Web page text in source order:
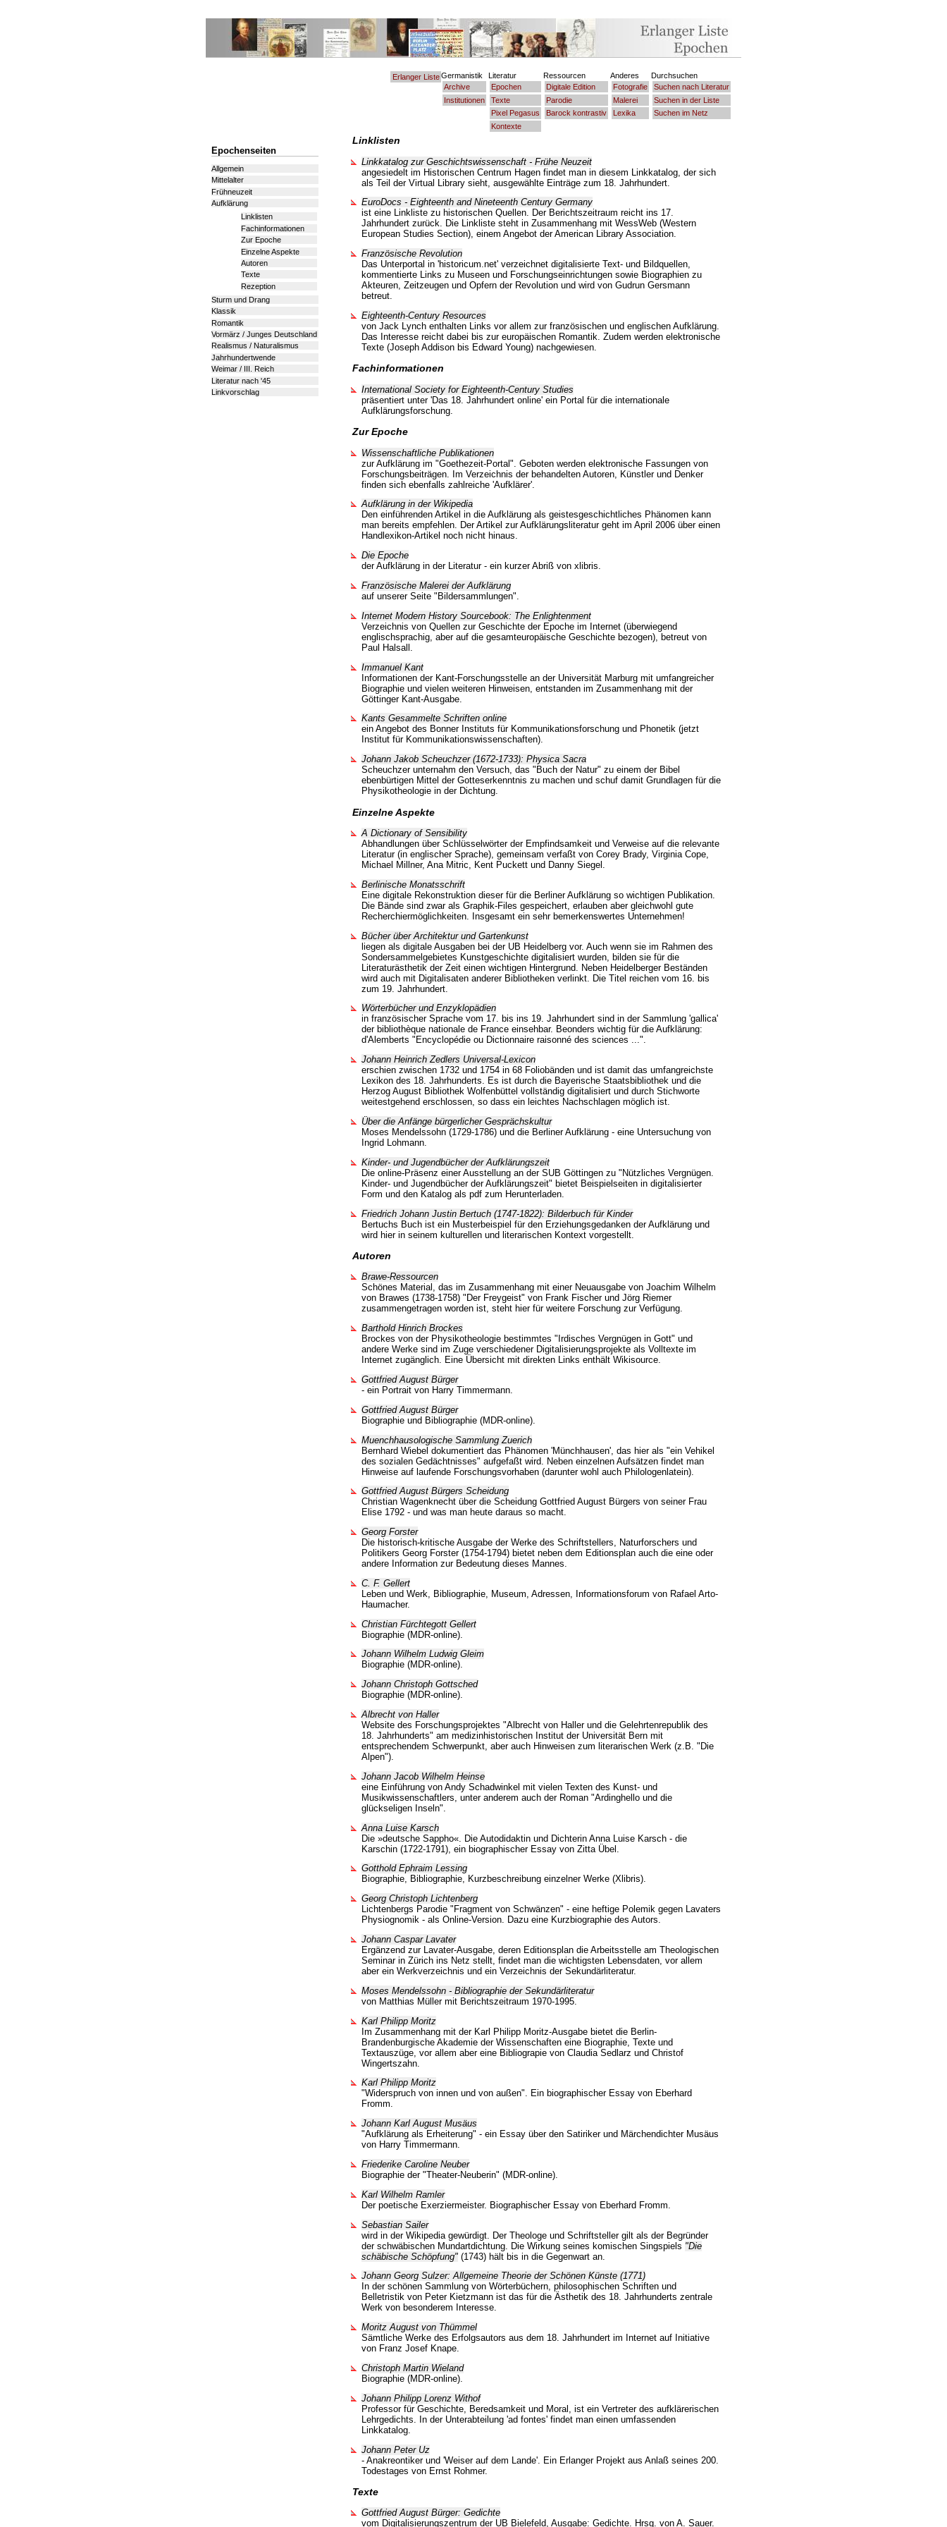
Durchsuchen
Suchen nach Literatur
Suchen in der Liste
Suchen im Netz
Anderes
Fotografie
Malerei
Lexika
Ressourcen
Digitale Edition
Parodie
Barock kontrastiv
Literatur
Epochen
Texte
Pixel Pegasus
Kontexte
Germanistik
Archive
Institutionen
Erlanger Liste
Epochenseiten
Allgemein
Mittelalter
Frühneuzeit
Aufklärung
Linklisten
Fachinformationen
Zur Epoche
Einzelne Aspekte
Autoren
Texte
Rezeption
Sturm und Drang
Klassik
Romantik
Vormärz / Junges Deutschland
Realismus / Naturalismus
Jahrhundertwende
Weimar / III. Reich
Literatur nach '45
Linkvorschlag
Linklisten
Linkkatalog zur Geschichtswissenschaft - Frühe Neuzeit
angesiedelt im Historischen Centrum Hagen findet man in diesem Linkkatalog, der sich
als Teil der Virtual Library sieht, ausgewählte Einträge zum 18. Jahrhundert.
EuroDocs - Eighteenth and Nineteenth Century Germany
ist eine Linkliste zu historischen Quellen. Der Berichtszeitraum reicht ins 17.
Jahrhundert zurück. Die Linkliste steht in Zusammenhang mit WessWeb (Western
European Studies Section), einem Angebot der American Library Association.
Französische Revolution
Das Unterportal in 'historicum.net' verzeichnet digitalisierte Text- und Bildquellen,
kommentierte Links zu Museen und Forschungseinrichtungen sowie Biographien zu
Akteuren, Zeitzeugen und Opfern der Revolution und wird von Gudrun Gersmann
betreut.
Eighteenth-Century Resources
von Jack Lynch enthalten Links vor allem zur französischen und englischen Aufklärung.
Das Interesse reicht dabei bis zur europäischen Romantik. Zudem werden elektronische
Texte (Joseph Addison bis Edward Young) nachgewiesen.
Fachinformationen
International Society for Eighteenth-Century Studies
präsentiert unter 'Das 18. Jahrhundert online' ein Portal für die internationale
Aufklärungsforschung.
Zur Epoche
Wissenschaftliche Publikationen
zur Aufklärung im "Goethezeit-Portal". Geboten werden elektronische Fassungen von
Forschungsbeiträgen. Im Verzeichnis der behandelten Autoren, Künstler und Denker
finden sich ebenfalls zahlreiche 'Aufklärer'.
Aufklärung in der Wikipedia
Den einführenden Artikel in die Aufklärung als geistesgeschichtliches Phänomen kann
man bereits empfehlen. Der Artikel zur Aufklärungsliteratur geht im April 2006 über einen
Handlexikon-Artikel noch nicht hinaus.
Die Epoche
der Aufklärung in der Literatur - ein kurzer Abriß von xlibris.
Französische Malerei der Aufklärung
auf unserer Seite "Bildersammlungen".
Internet Modern History Sourcebook: The Enlightenment
Verzeichnis von Quellen zur Geschichte der Epoche im Internet (überwiegend
englischsprachig, aber auf die gesamteuropäische Geschichte bezogen), betreut von
Paul Halsall.
Immanuel Kant
Informationen der Kant-Forschungsstelle an der Universität Marburg mit umfangreicher
Biographie und vielen weiteren Hinweisen, entstanden im Zusammenhang mit der
Göttinger Kant-Ausgabe.
Kants Gesammelte Schriften online
ein Angebot des Bonner Instituts für Kommunikationsforschung und Phonetik (jetzt
Institut für Kommunikationswissenschaften).
Johann Jakob Scheuchzer (1672-1733): Physica Sacra
Scheuchzer unternahm den Versuch, das "Buch der Natur" zu einem der Bibel
ebenbürtigen Mittel der Gotteserkenntnis zu machen und schuf damit Grundlagen für die
Physikotheologie in der Dichtung.
Einzelne Aspekte
A Dictionary of Sensibility
Abhandlungen über Schlüsselwörter der Empfindsamkeit und Verweise auf die relevante
Literatur (in englischer Sprache), gemeinsam verfaßt von Corey Brady, Virginia Cope,
Michael Millner, Ana Mitric, Kent Puckett und Danny Siegel.
Berlinische Monatsschrift
Eine digitale Rekonstruktion dieser für die Berliner Aufklärung so wichtigen Publikation.
Die Bände sind zwar als Graphik-Files gespeichert, erlauben aber gleichwohl gute
Recherchiermöglichkeiten. Insgesamt ein sehr bemerkenswertes Unternehmen!
Bücher über Architektur und Gartenkunst
liegen als digitale Ausgaben bei der UB Heidelberg vor. Auch wenn sie im Rahmen des
Sondersammelgebietes Kunstgeschichte digitalisiert wurden, bilden sie für die
Literaturästhetik der Zeit einen wichtigen Hintergrund. Neben Heidelberger Beständen
wird auch mit Digitalisaten anderer Bibliotheken verlinkt. Die Titel reichen vom 16. bis
zum 19. Jahrhundert.
Wörterbücher und Enzyklopädien
in französischer Sprache vom 17. bis ins 19. Jahrhundert sind in der Sammlung 'gallica'
der bibliothèque nationale de France einsehbar. Beonders wichtig für die Aufklärung:
d'Alemberts "Encyclopédie ou Dictionnaire raisonné des sciences ...".
Johann Heinrich Zedlers Universal-Lexicon
erschien zwischen 1732 und 1754 in 68 Foliobänden und ist damit das umfangreichste
Lexikon des 18. Jahrhunderts. Es ist durch die Bayerische Staatsbibliothek und die
Herzog August Bibliothek Wolfenbüttel vollständig digitalisiert und durch Stichworte
weitestgehend erschlossen, so dass ein leichtes Nachschlagen möglich ist.
Über die Anfänge bürgerlicher Gesprächskultur
Moses Mendelssohn (1729-1786) und die Berliner Aufklärung - eine Untersuchung von
Ingrid Lohmann.
Kinder- und Jugendbücher der Aufklärungszeit
Die online-Präsenz einer Ausstellung an der SUB Göttingen zu "Nützliches Vergnügen.
Kinder- und Jugendbücher der Aufklärungszeit" bietet Beispielseiten in digitalisierter
Form und den Katalog als pdf zum Herunterladen.
Friedrich Johann Justin Bertuch (1747-1822): Bilderbuch für Kinder
Bertuchs Buch ist ein Musterbeispiel für den Erziehungsgedanken der Aufklärung und
wird hier in seinem kulturellen und literarischen Kontext vorgestellt.
Autoren
Brawe-Ressourcen
Schönes Material, das im Zusammenhang mit einer Neuausgabe von Joachim Wilhelm
von Brawes (1738-1758) "Der Freygeist" von Frank Fischer und Jörg Riemer
zusammengetragen worden ist, steht hier für weitere Forschung zur Verfügung.
Barthold Hinrich Brockes
Brockes von der Physikotheologie bestimmtes "Irdisches Vergnügen in Gott" und
andere Werke sind im Zuge verschiedener Digitalisierungsprojekte als Volltexte im
Internet zugänglich. Eine Übersicht mit direkten Links enthält Wikisource.
Gottfried August Bürger
- ein Portrait von Harry Timmermann.
Gottfried August Bürger
Biographie und Bibliographie (MDR-online).
Muenchhausologische Sammlung Zuerich
Bernhard Wiebel dokumentiert das Phänomen 'Münchhausen', das hier als "ein Vehikel
des sozialen Gedächtnisses" aufgefaßt wird. Neben einzelnen Aufsätzen findet man
Hinweise auf laufende Forschungsvorhaben (darunter wohl auch Philologenlatein).
Gottfried August Bürgers Scheidung
Christian Wagenknecht über die Scheidung Gottfried August Bürgers von seiner Frau
Elise 1792 - und was man heute daraus so macht.
Georg Forster
Die historisch-kritische Ausgabe der Werke des Schriftstellers, Naturforschers und
Politikers Georg Forster (1754-1794) bietet neben dem Editionsplan auch die eine oder
andere Information zur Bedeutung dieses Mannes.
C. F. Gellert
Leben und Werk, Bibliographie, Museum, Adressen, Informationsforum von Rafael Arto-
Haumacher.
Christian Fürchtegott Gellert
Biographie (MDR-online).
Johann Wilhelm Ludwig Gleim
Biographie (MDR-online).
Johann Christoph Gottsched
Biographie (MDR-online).
Albrecht von Haller
Website des Forschungsprojektes "Albrecht von Haller und die Gelehrtenrepublik des
18. Jahrhunderts" am medizinhistorischen Institut der Universität Bern mit
entsprechendem Schwerpunkt, aber auch Hinweisen zum literarischen Werk (z.B. "Die
Alpen").
Johann Jacob Wilhelm Heinse
eine Einführung von Andy Schadwinkel mit vielen Texten des Kunst- und
Musikwissenschaftlers, unter anderem auch der Roman "Ardinghello und die
glückseligen Inseln".
Anna Luise Karsch
Die »deutsche Sappho«. Die Autodidaktin und Dichterin Anna Luise Karsch - die
Karschin (1722-1791), ein biographischer Essay von Zitta Übel.
Gotthold Ephraim Lessing
Biographie, Bibliographie, Kurzbeschreibung einzelner Werke (Xlibris).
Georg Christoph Lichtenberg
Lichtenbergs Parodie "Fragment von Schwänzen" - eine heftige Polemik gegen Lavaters
Physiognomik - als Online-Version. Dazu eine Kurzbiographie des Autors.
Johann Caspar Lavater
Ergänzend zur Lavater-Ausgabe, deren Editionsplan die Arbeitsstelle am Theologischen
Seminar in Zürich ins Netz stellt, findet man die wichtigsten Lebensdaten, vor allem
aber ein Werkverzeichnis und ein Verzeichnis der Sekundärliteratur.
Moses Mendelssohn - Bibliographie der Sekundärliteratur
von Matthias Müller mit Berichtszeitraum 1970-1995.
Karl Philipp Moritz
Im Zusammenhang mit der Karl Philipp Moritz-Ausgabe bietet die Berlin-
Brandenburgische Akademie der Wissenschaften eine Biographie, Texte und
Textauszüge, vor allem aber eine Bibliograpie von Claudia Sedlarz und Christof
Wingertszahn.
Karl Philipp Moritz
"Widerspruch von innen und von außen". Ein biographischer Essay von Eberhard
Fromm.
Johann Karl August Musäus
"Aufklärung als Erheiterung" - ein Essay über den Satiriker und Märchendichter Musäus
von Harry Timmermann.
Friederike Caroline Neuber
Biographie der "Theater-Neuberin" (MDR-online).
Karl Wilhelm Ramler
Der poetische Exerziermeister. Biographischer Essay von Eberhard Fromm.
Sebastian Sailer
wird in der Wikipedia gewürdigt. Der Theologe und Schriftsteller gilt als der Begründer
der schwäbischen Mundartdichtung. Die Wirkung seines komischen Singspiels "Die
schäbische Schöpfung"(1743) hält bis in die Gegenwart an.
Johann Georg Sulzer: Allgemeine Theorie der Schönen Künste (1771)
In der schönen Sammlung von Wörterbüchern, philosophischen Schriften und
Belletristik von Peter Kietzmann ist das für die Ästhetik des 18. Jahrhunderts zentrale
Werk von besonderem Interesse.
Moritz August von Thümmel
Sämtliche Werke des Erfolgsautors aus dem 18. Jahrhundert im Internet auf Initiative
von Franz Josef Knape.
Christoph Martin Wieland
Biographie (MDR-online).
Johann Philipp Lorenz Withof
Professor für Geschichte, Beredsamkeit und Moral, ist ein Vertreter des aufklärerischen
Lehrgedichts. In der Unterabteilung 'ad fontes' findet man einen umfassenden
Linkkatalog.
Johann Peter Uz
- Anakreontiker und 'Weiser auf dem Lande'. Ein Erlanger Projekt aus Anlaß seines 200.
Todestages von Ernst Rohmer.
Texte
Gottfried August Bürger: Gedichte
vom Digitalisierungszentrum der UB Bielefeld, Ausgabe: Gedichte. Hrsg. von A. Sauer.